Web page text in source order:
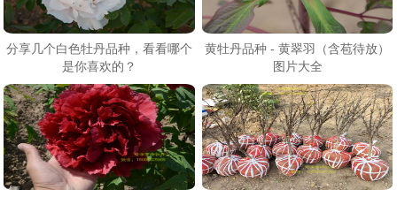
分享几个白色牡丹品种，看看哪个
是你喜欢的？
黄牡丹品种 - 黄翠羽（含苞待放）
图片大全